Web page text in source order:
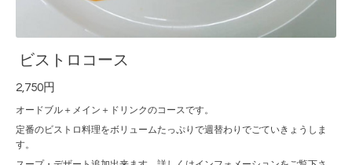
ビストロコース
2,750円
オードブル＋メイン＋ドリンクのコースです。
定番のビストロ料理をボリュームたっぷりで週替わりでごていきょうしま
す。